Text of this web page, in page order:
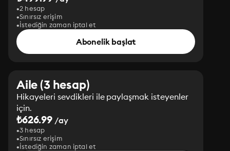
2 hesap
Sınırsız erişim
İstediğin zaman iptal et
Abonelik başlat
Aile (3 hesap)
Hikayeleri sevdikleri ile paylaşmak isteyenler
için.
₺626.99 /ay
3 hesap
Sınırsız erişim
İstediğin zaman iptal et